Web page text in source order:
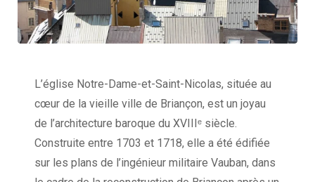
L’église Notre-Dame-et-Saint-Nicolas, située au
cœur de la vieille ville de Briançon, est un joyau
de l’architecture baroque du XVIIIᵉ siècle.
Construite entre 1703 et 1718, elle a été édifiée
sur les plans de l’ingénieur militaire Vauban, dans